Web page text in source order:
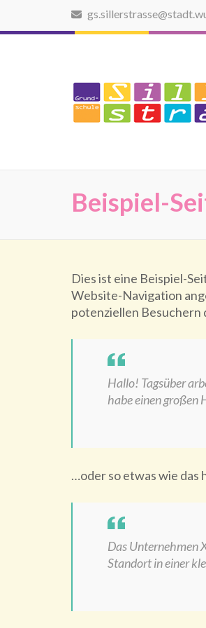
Beispiel-
Dies ist eine Beispiel-
Website-Navigation
potenziellen Besuchern
Hallo! Tagsüber
habe einen großen
…oder so etwas wie das
Das Unternehmen
Standort in einer